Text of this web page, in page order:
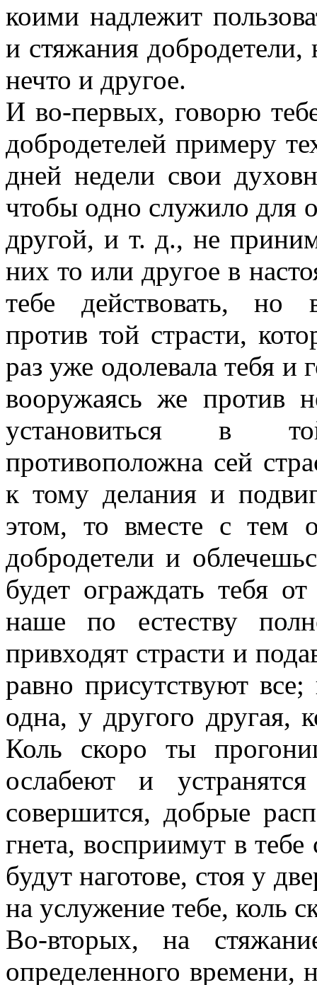
коими надлежит
и стяжания добродетели,
нечто и другое.
И во-первых, говорю
добродетелей примеру
дней недели свои
чтобы одно служило для
другой, и т. д., не
них то или другое в
тебе действовать, но
против той страсти,
раз уже одолевала тебя и
вооружаясь же против
установиться в
противоположна сей
к тому делания и
этом, то вместе с тем
добродетели и
будет ограждать тебя
наше по естеству
привходят страсти и
равно присутствуют
одна, у другого другая,
Коль скоро ты
ослабеют и
совершится, добрые
гнета, восприимут в
будут наготове, стоя у
на услужение тебе, коль
Во-вторых, на
определенного времени,